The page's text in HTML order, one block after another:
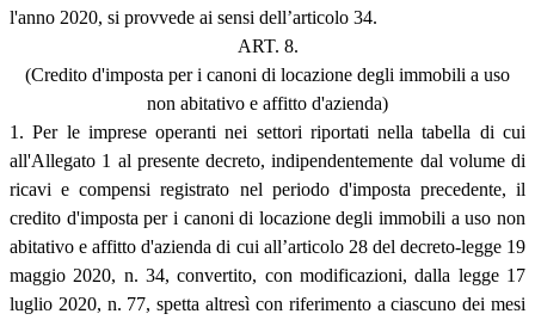
l'anno 2020, si provvede ai sensi dell’articolo 34.
ART. 8.
(Credito d'imposta per i canoni di locazione degli immobili a uso
non abitativo e affitto d'azienda)
1. Per le imprese operanti nei settori riportati nella tabella di cui
all'Allegato 1 al presente decreto, indipendentemente dal volume di
ricavi e compensi registrato nel periodo d'imposta precedente, il
credito d'imposta per i canoni di locazione degli immobili a uso non
abitativo e affitto d'azienda di cui all’articolo 28 del decreto-legge 19
maggio 2020, n. 34, convertito, con modificazioni, dalla legge 17
luglio 2020, n. 77, spetta altresì con riferimento a ciascuno dei mesi